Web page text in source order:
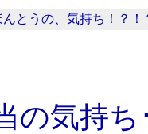
うの、気持ち！？！
気持ち･